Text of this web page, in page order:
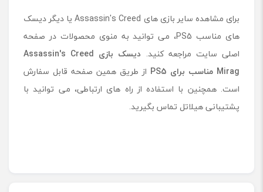
برای مشاهده سایر بازی های Assassin's Creed یا دیگر دیسک
های مناسب PS5، می توانید به منوی محصولات در صفحه
اصلی سایت مراجعه کنید. دیسک بازی Assassin's Creed
Mirag مناسب برای PS5 از طریق همین صفحه قابل سفارش
است. همچنین با استفاده از راه های ارتباطی، می توانید با
پشتیبانی هیلاتل تماس بگیرید.